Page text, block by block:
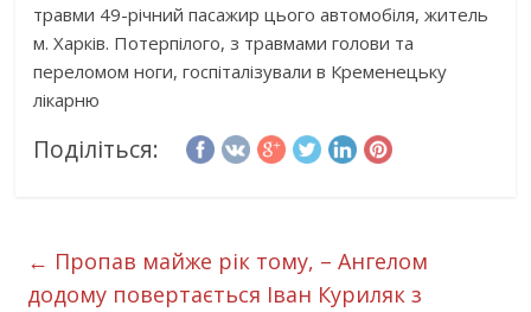
травми 49-річний пасажир цього автомобіля, житель
м. Харків. Потерпілого, з травмами голови та
переломом ноги, госпіталізували в Кременецьку
лікарню
Поділіться:
← Пропав майже рік тому, – Ангелом
додому повертається Іван Куриляк з